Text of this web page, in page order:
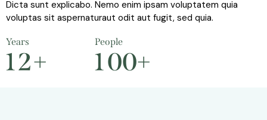
Dicta sunt explicabo. Nemo enim ipsam voluptatem quia
voluptas sit aspernaturaut odit aut fugit, sed quia.
Years
12+
People
100+